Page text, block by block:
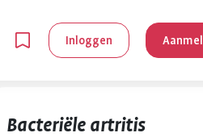
Inloggen
Bacteriële artritis